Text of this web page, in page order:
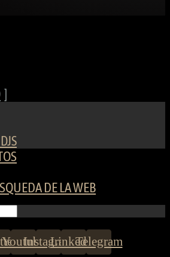
DE LA WEB
YoutubeInstagramLinkedinTelegram